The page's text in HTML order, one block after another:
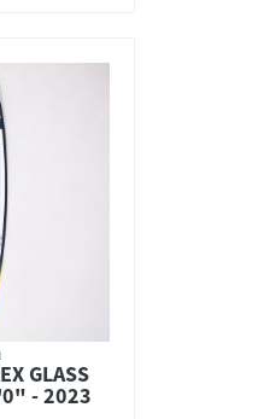
GLASS
- 2023